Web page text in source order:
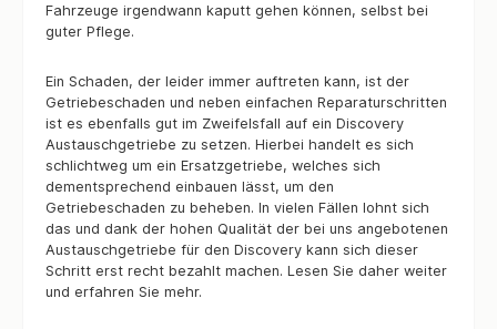
Fahrzeuge irgendwann kaputt gehen können, selbst bei
guter Pflege.
Ein Schaden, der leider immer auftreten kann, ist der
Getriebeschaden und neben einfachen Reparaturschritten
ist es ebenfalls gut im Zweifelsfall auf ein Discovery
Austauschgetriebe zu setzen. Hierbei handelt es sich
schlichtweg um ein Ersatzgetriebe, welches sich
dementsprechend einbauen lässt, um den
Getriebeschaden zu beheben. In vielen Fällen lohnt sich
das und dank der hohen Qualität der bei uns angebotenen
Austauschgetriebe für den Discovery kann sich dieser
Schritt erst recht bezahlt machen. Lesen Sie daher weiter
und erfahren Sie mehr.